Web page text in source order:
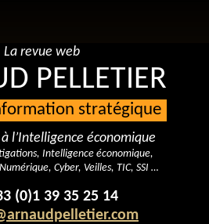
La revue web
PELLETIER
stratégique
l’Intelligence économique
Intelligence économique,
Cyber, Veilles, TIC, SSI …
(0)1 39 35 25 14